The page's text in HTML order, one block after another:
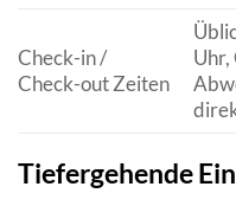
Check-in /
Check-out Zeiten
Uhr,
Tiefergehende